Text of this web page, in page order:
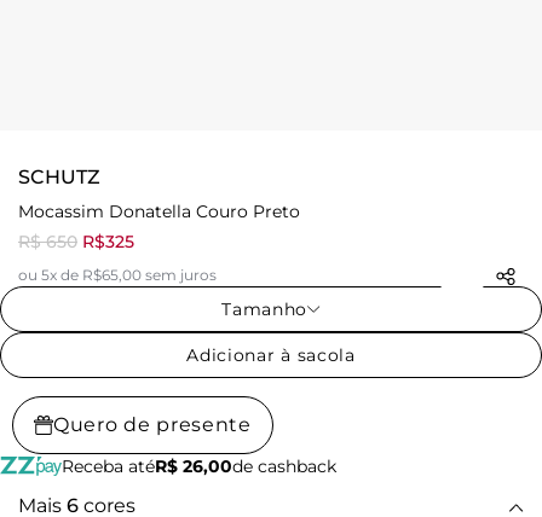
SCHUTZ
Mocassim Donatella Couro Preto
R$ 650 R$325
ou 5x de R$65,00 sem juros
Tamanho
Adicionar à sacola
Quero de presente
Receba atéR$ 26,00de cashback
Mais 6 cores